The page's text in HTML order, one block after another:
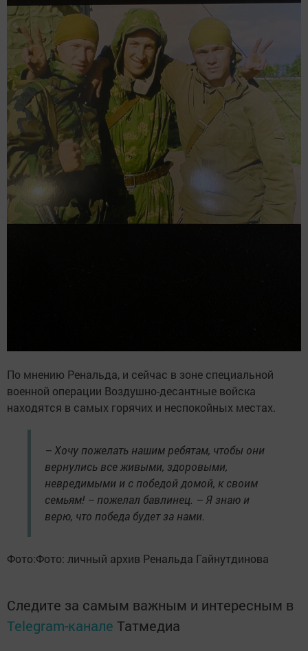
По мнению Ренальда, и сейчас в зоне специальной
военной операции Воздушно-десантные войска
находятся в самых горячих и неспокойных местах.
– Хочу пожелать нашим ребятам, чтобы они
вернулись все живыми, здоровыми,
невредимыми и с победой домой, к своим
семьям! – пожелал бавлинец. – Я знаю и
верю, что победа будет за нами.
Фото:Фото: личный архив Ренальда Гайнутдинова
Следите за самым важным и интересным в
Telegram-канале Татмедиа